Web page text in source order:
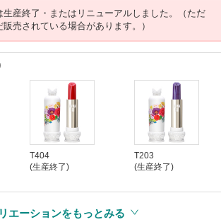
生産終了・またはリニューアルしました。（ただ
売されている場合があります。）
T404
(生産終了)
T203
(生産終了)
エーションをもっとみる